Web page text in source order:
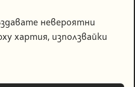
невероятни
хартия, използвайки